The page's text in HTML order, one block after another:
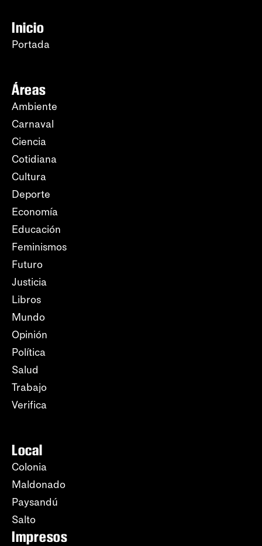
Inicio
Portada
Áreas
Ambiente
Carnaval
Ciencia
Cotidiana
Cultura
Deporte
Economía
Educación
Feminismos
Futuro
Justicia
Libros
Mundo
Opinión
Política
Salud
Trabajo
Verifica
Local
Colonia
Maldonado
Paysandú
Salto
Impresos